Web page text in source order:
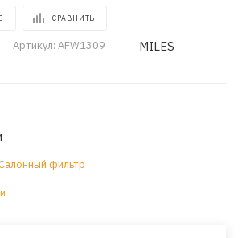
СРАВНИТЬ
Артикул: AFW1309 MILES
фильтр